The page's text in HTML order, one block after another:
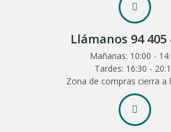
Llámanos 94 405
Mañanas: 10:00 -
Tardes: 16:30 -
Zona de compras cierra a